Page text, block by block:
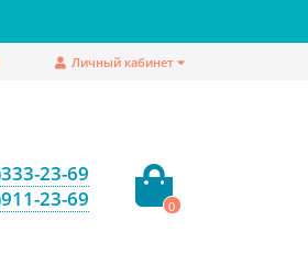
Личный кабинет
23-69
23-69
0